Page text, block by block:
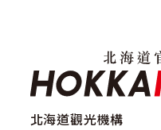
北海道觀光機構